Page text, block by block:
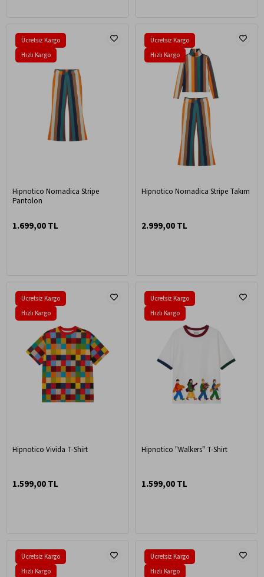
Hipnotico Nomadica Stripe
Pantolon
1.699,00 TL
Ücretsiz Kargo
Hızlı Kargo
Hipnotico Nomadica Stripe Takım
2.999,00 TL
Ücretsiz Kargo
Hızlı Kargo
Hipnotico Vivida T-Shirt
1.599,00 TL
Ücretsiz Kargo
Hızlı Kargo
Hipnotico "Walkers" T-Shirt
1.599,00 TL
Ücretsiz Kargo
Hızlı Kargo
Ücretsiz Kargo
Hızlı Kargo
Ücretsiz Kargo
Hızlı Kargo